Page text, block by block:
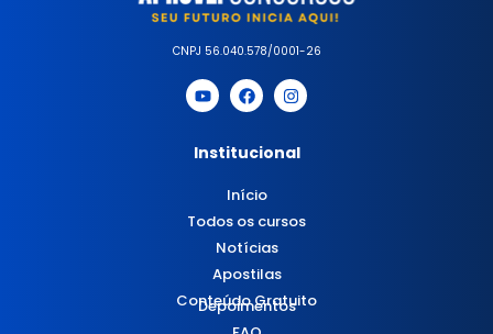
CNPJ 56.040.578/0001-26
Institucional
Início
Todos os cursos
Notícias
Apostilas
Conteúdo Gratuito
Depoimentos